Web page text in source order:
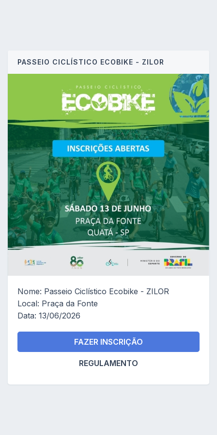
PASSEIO CICLÍSTICO ECOBIKE - ZILOR
Nome: Passeio Ciclístico Ecobike - ZILOR
Local: Praça da Fonte
Data: 13/06/2026
FAZER INSCRIÇÃO
REGULAMENTO